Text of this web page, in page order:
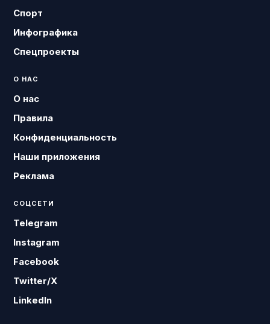
Спорт
Инфографика
Спецпроекты
О НАС
О нас
Правила
Конфиденциальность
Наши приложения
Реклама
СОЦСЕТИ
Telegram
Instagram
Facebook
Twitter/X
LinkedIn